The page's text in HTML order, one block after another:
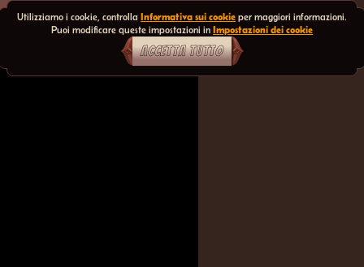
Utilizziamo i cookie, controlla Informativa sui cookie per maggiori informazioni.
Puoi modificare queste impostazioni in Impostazioni dei cookie
ACCETTA TUTTO